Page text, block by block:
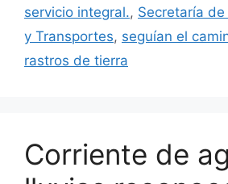
servicio integral., Secretaría
y Transportes, seguían el
rastros de tierra
Corriente de